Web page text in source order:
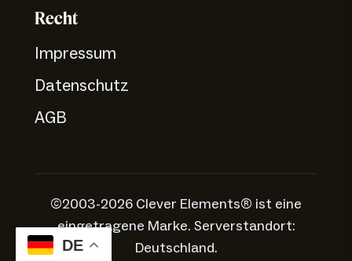
Recht
Impressum
Datenschutz
AGB
©2003-2026 Clever Elements® ist eine
eingetragene Marke. Serverstandort:
Deutschland.
DE